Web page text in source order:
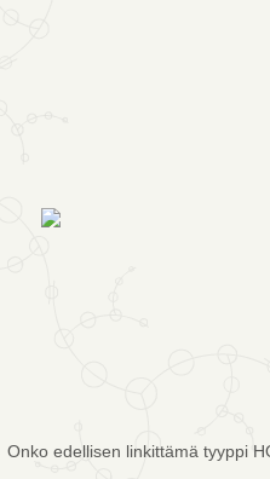
Onko edellisen linkittämä tyyppi